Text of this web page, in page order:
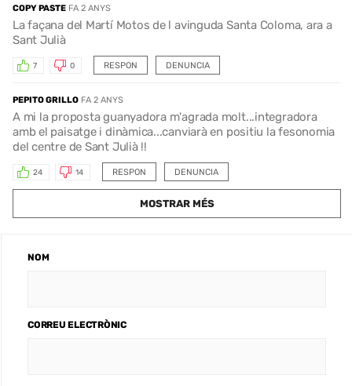
COPY PASTE FA 2 ANYS
La façana del Martí Motos de l avinguda Santa Coloma, ara a
Sant Julià
RESPON
7 0 DENUNCIA
PEPITO GRILLO FA 2 ANYS
A mi la proposta guanyadora m'agrada molt...integradora
amb el paisatge i dinàmica...canviarà en positiu la fesonomia
del centre de Sant Julià !!
RESPON
24 14 DENUNCIA
MOSTRAR MÉS
NOM
CORREU ELECTRÒNIC